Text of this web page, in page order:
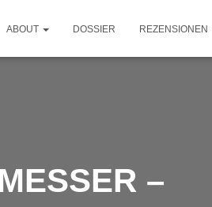
ABOUT DOSSIER REZENSIONEN
–